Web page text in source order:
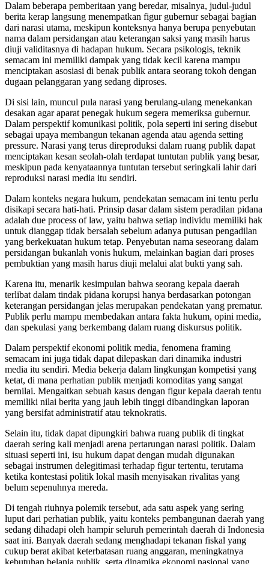
Dalam beberapa pemberitaan yang beredar, misalnya, judul-judul
berita kerap langsung menempatkan figur gubernur sebagai bagian
dari narasi utama, meskipun konteksnya hanya berupa penyebutan
nama dalam persidangan atau keterangan saksi yang masih harus
diuji validitasnya di hadapan hukum. Secara psikologis, teknik
semacam ini memiliki dampak yang tidak kecil karena mampu
menciptakan asosiasi di benak publik antara seorang tokoh dengan
dugaan pelanggaran yang sedang diproses.
Di sisi lain, muncul pula narasi yang berulang-ulang menekankan
desakan agar aparat penegak hukum segera memeriksa gubernur.
Dalam perspektif komunikasi politik, pola seperti ini sering disebut
sebagai upaya membangun tekanan agenda atau agenda setting
pressure. Narasi yang terus direproduksi dalam ruang publik dapat
menciptakan kesan seolah-olah terdapat tuntutan publik yang besar,
meskipun pada kenyataannya tuntutan tersebut seringkali lahir dari
reproduksi narasi media itu sendiri.
Dalam konteks negara hukum, pendekatan semacam ini tentu perlu
disikapi secara hati-hati. Prinsip dasar dalam sistem peradilan pidana
adalah due process of law, yaitu bahwa setiap individu memiliki hak
untuk dianggap tidak bersalah sebelum adanya putusan pengadilan
yang berkekuatan hukum tetap. Penyebutan nama seseorang dalam
persidangan bukanlah vonis hukum, melainkan bagian dari proses
pembuktian yang masih harus diuji melalui alat bukti yang sah.
Karena itu, menarik kesimpulan bahwa seorang kepala daerah
terlibat dalam tindak pidana korupsi hanya berdasarkan potongan
keterangan persidangan jelas merupakan pendekatan yang prematur.
Publik perlu mampu membedakan antara fakta hukum, opini media,
dan spekulasi yang berkembang dalam ruang diskursus politik.
Dalam perspektif ekonomi politik media, fenomena framing
semacam ini juga tidak dapat dilepaskan dari dinamika industri
media itu sendiri. Media bekerja dalam lingkungan kompetisi yang
ketat, di mana perhatian publik menjadi komoditas yang sangat
bernilai. Mengaitkan sebuah kasus dengan figur kepala daerah tentu
memiliki nilai berita yang jauh lebih tinggi dibandingkan laporan
yang bersifat administratif atau teknokratis.
Selain itu, tidak dapat dipungkiri bahwa ruang publik di tingkat
daerah sering kali menjadi arena pertarungan narasi politik. Dalam
situasi seperti ini, isu hukum dapat dengan mudah digunakan
sebagai instrumen delegitimasi terhadap figur tertentu, terutama
ketika kontestasi politik lokal masih menyisakan rivalitas yang
belum sepenuhnya mereda.
Di tengah riuhnya polemik tersebut, ada satu aspek yang sering
luput dari perhatian publik, yaitu konteks pembangunan daerah yang
sedang dihadapi oleh hampir seluruh pemerintah daerah di Indonesia
saat ini. Banyak daerah sedang menghadapi tekanan fiskal yang
cukup berat akibat keterbatasan ruang anggaran, meningkatnya
kebutuhan belanja publik, serta dinamika ekonomi nasional yang